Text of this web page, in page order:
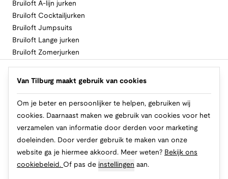
Bruiloft A-lijn jurken
Bruiloft Cocktailjurken
Bruiloft Jumpsuits
Bruiloft Lange jurken
Bruiloft Zomerjurken
Volg Van Tilburg
Van Tilburg maakt gebruik van cookies
Om je beter en persoonlijker te helpen, gebruiken wij
cookies. Daarnaast maken we gebruik van cookies voor het
verzamelen van informatie door derden voor marketing
doeleinden. Door verder gebruik te maken van onze
website ga je hiermee akkoord. Meer weten? Bekijk ons
cookiebeleid. Of pas de instellingen aan.